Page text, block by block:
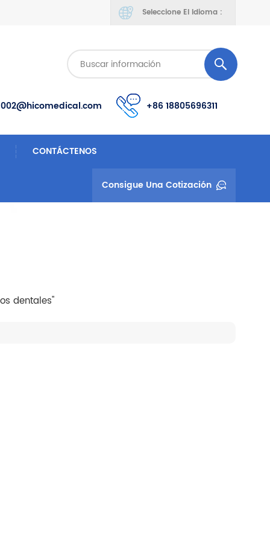
Seleccione El Idioma :
+86 18805696311
CONTÁCTENOS
Consigue Una Cotización
dentales"